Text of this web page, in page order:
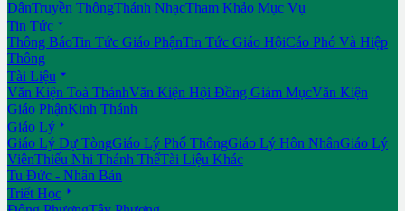
DânTruyền ThôngThánh NhạcTham Khảo Mục Vụ
Tin Tức 
Thông BáoTin Tức Giáo PhậnTin Tức Giáo HộiCáo Phó Và Hiệp
Thông
Tài Liệu 
Văn Kiện Toà ThánhVăn Kiện Hội Đồng Giám MụcVăn Kiện
Giáo PhậnKinh Thánh
Giáo Lý 
Giáo Lý Dự TòngGiáo Lý Phổ ThôngGiáo Lý Hôn NhânGiáo Lý
ViênThiếu Nhi Thánh ThểTài Liệu Khác
Tu Đức - Nhân Bản
Triết Học 